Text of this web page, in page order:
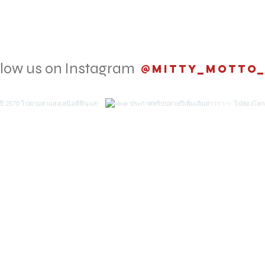
us on Instagram